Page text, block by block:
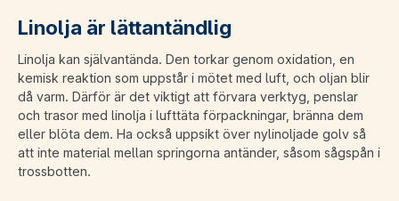
Linolja är lättantändlig
Linolja kan självantända. Den torkar genom oxidation, en
kemisk reaktion som uppstår i mötet med luft, och oljan blir
då varm. Därför är det viktigt att förvara verktyg, penslar
och trasor med linolja i lufttäta förpackningar, bränna dem
eller blöta dem. Ha också uppsikt över nylinoljade golv så
att inte material mellan springorna antänder, såsom sågspån i
trossbotten.